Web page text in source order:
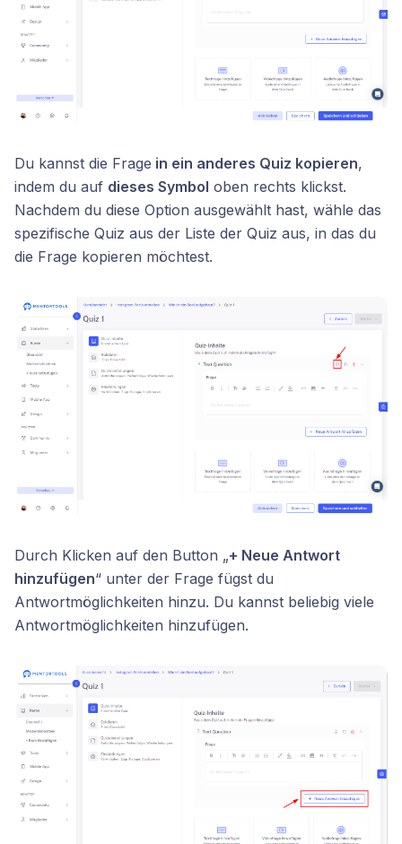
Du kannst die Frage in ein anderes Quiz kopieren,
indem du auf dieses Symbol oben rechts klickst.
Nachdem du diese Option ausgewählt hast, wähle das
spezifische Quiz aus der Liste der Quiz aus, in das du
die Frage kopieren möchtest.
Durch Klicken auf den Button „+ Neue Antwort
hinzufügen“ unter der Frage fügst du
Antwortmöglichkeiten hinzu. Du kannst beliebig viele
Antwortmöglichkeiten hinzufügen.